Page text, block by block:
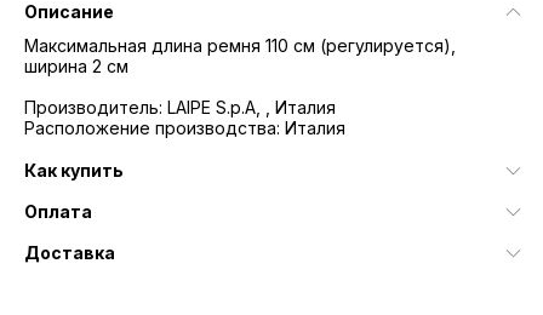
Описание
Максимальная длина ремня 110 см (регулируется),
ширина 2 см
Производитель: LAIPE S.p.A, , Италия
Расположение производства: Италия
Как купить
Оплата
Доставка